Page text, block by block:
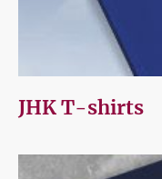
JHK T-shirts